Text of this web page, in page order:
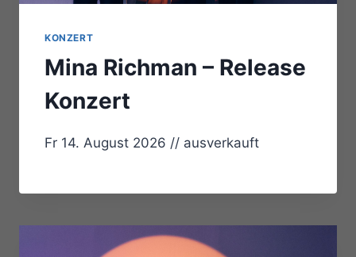
KONZERT
Mina Richman – Release
Konzert
Fr 14. August 2026 // ausverkauft